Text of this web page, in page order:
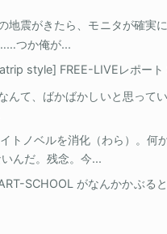
地震がきたら、モニタが確実
つか俺が...
style] FREE-LIVEレポート
んて、ばかばかしいと思って
トノベルを消化（わら）。何
んだ。残念。今...
SCHOOL がなんかかぶる